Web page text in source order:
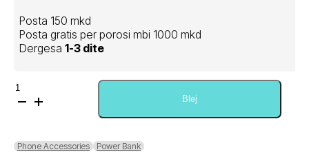
Posta 150 mkd
Posta gratis per porosi mbi 1000 mkd
Dergesa 1-3 dite
Sasi
OX
Bank
20.000mah
Blej
Phone Accessories Power Bank